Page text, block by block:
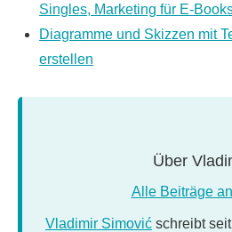
Singles, Marketing für E-
Diagramme und Skizzen mit
erstellen
Über
Alle Beiträge
Vladimir Simović schreibt